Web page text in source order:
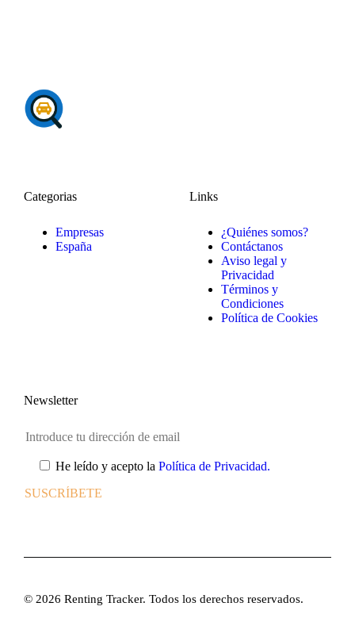
Categorias
Empresas
España
Links
¿Quiénes somos?
Contáctanos
Aviso legal y
Privacidad
Términos y
Condiciones
Política de Cookies
Newsletter
He leído y acepto la Política de Privacidad.
© 2026 Renting Tracker. Todos los derechos reservados.